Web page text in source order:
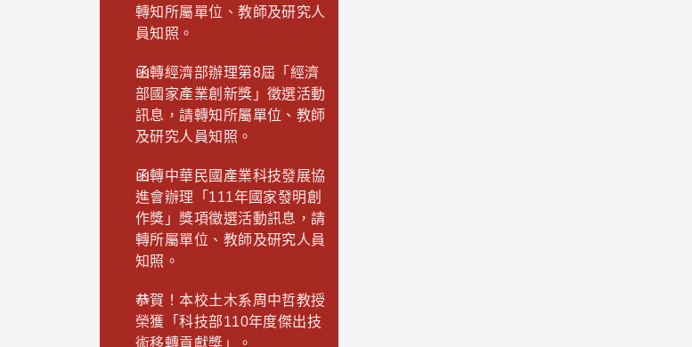
轉知所屬單位、教師及研究人
員知照。
函轉經濟部辦理第8屆「經濟
部國家產業創新獎」徵選活動
訊息，請轉知所屬單位、教師
及研究人員知照。
函轉中華民國產業科技發展協
進會辦理「111年國家發明創
作獎」獎項徵選活動訊息，請
轉所屬單位、教師及研究人員
知照。
恭賀！本校土木系周中哲教授
榮獲「科技部110年度傑出技
術移轉貢獻獎」。